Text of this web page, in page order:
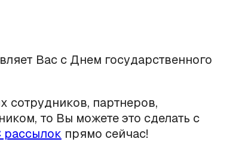
Вас с Днем государственного
партнеров,
то Вы можете это сделать с
прямо сейчас!